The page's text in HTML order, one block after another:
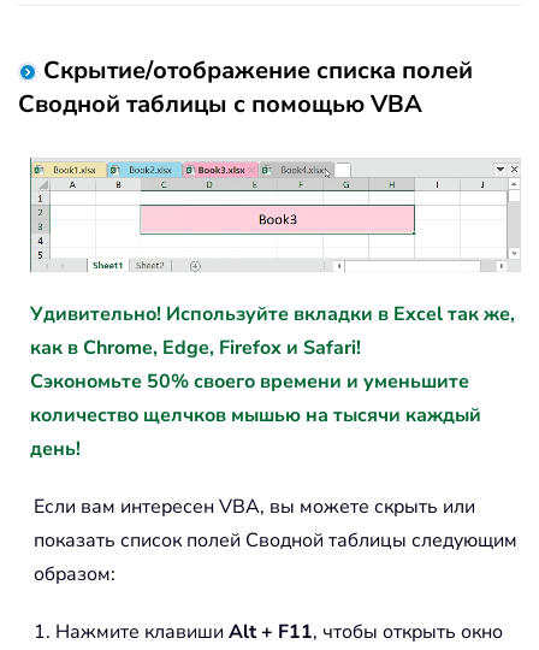
Скрытие/отображение списка полей
Сводной таблицы с помощью VBA
Удивительно! Используйте вкладки в Excel так же,
как в Chrome, Edge, Firefox и Safari!
Сэкономьте 50% своего времени и уменьшите
количество щелчков мышью на тысячи каждый
день!
Если вам интересен VBA, вы можете скрыть или
показать список полей Сводной таблицы следующим
образом:
1. Нажмите клавиши Alt + F11, чтобы открыть окно